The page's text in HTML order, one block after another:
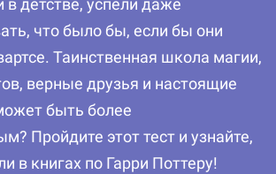
в детстве, успели даже
что было бы, если бы они
Таинственная школа магии,
верные друзья и настоящие
быть более
Пройдите этот тест и узнайте,
в книгах по Гарри Поттеру!